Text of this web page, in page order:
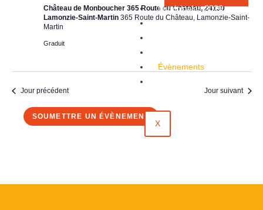
Municipales 2026
Jeux
Évènements
X
Château de Monboucher 365 Route du Château, 24130
Lamonzie-Saint-Martin 365 Route du Château, Lamonzie-Saint-
Martin
Graduit
Jour précédent Jour suivant
SOUMETTRE UN ÉVÈNEMENT